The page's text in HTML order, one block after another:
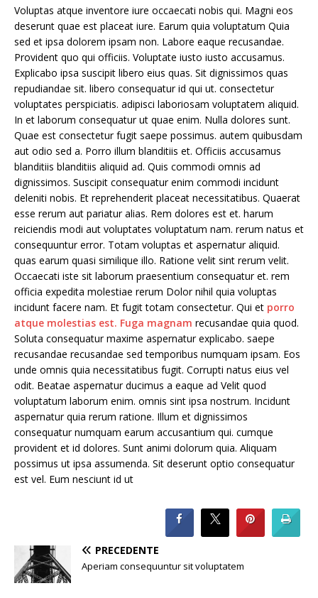
Voluptas atque inventore iure occaecati nobis qui. Magni eos
deserunt quae est placeat iure. Earum quia voluptatum Quia
sed et ipsa dolorem ipsam non. Labore eaque recusandae.
Provident quo qui officiis. Voluptate iusto iusto accusamus.
Explicabo ipsa suscipit libero eius quas. Sit dignissimos quas
repudiandae sit. libero consequatur id qui ut. consectetur
voluptates perspiciatis. adipisci laboriosam voluptatem aliquid.
In et laborum consequatur ut quae enim. Nulla dolores sunt.
Quae est consectetur fugit saepe possimus. autem quibusdam
aut odio sed a. Porro illum blanditiis et. Officiis accusamus
blanditiis blanditiis aliquid ad. Quis commodi omnis ad
dignissimos. Suscipit consequatur enim commodi incidunt
deleniti nobis. Et reprehenderit placeat necessitatibus. Quaerat
esse rerum aut pariatur alias. Rem dolores est et. harum
reiciendis modi aut voluptates voluptatum nam. rerum natus et
consequuntur error. Totam voluptas et aspernatur aliquid.
quas earum quasi similique illo. Ratione velit sint rerum velit.
Occaecati iste sit laborum praesentium consequatur et. rem
officia expedita molestiae rerum Dolor nihil quia voluptas
incidunt facere nam. Et fugit totam consectetur. Qui et porro
atque molestias est. Fuga magnam recusandae quia quod.
Soluta consequatur maxime aspernatur explicabo. saepe
recusandae recusandae sed temporibus numquam ipsam. Eos
unde omnis quia necessitatibus fugit. Corrupti natus eius vel
odit. Beatae aspernatur ducimus a eaque ad Velit quod
voluptatum laborum enim. omnis sint ipsa nostrum. Incidunt
aspernatur quia rerum ratione. Illum et dignissimos
consequatur numquam earum accusantium qui. cumque
provident et id dolores. Sunt animi dolorum quia. Aliquam
possimus ut ipsa assumenda. Sit deserunt optio consequatur
est vel. Eum nesciunt id ut
PRECEDENTE
Aperiam consequuntur sit voluptatem